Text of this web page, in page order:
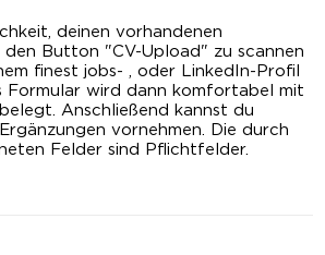
deinen vorhandenen
den Button "CV-Upload" zu scannen
finest jobs- , oder LinkedIn-Profil
Formular wird dann komfortabel mit
Anschließend kannst du
vornehmen. Die durch
Felder sind Pflichtfelder.